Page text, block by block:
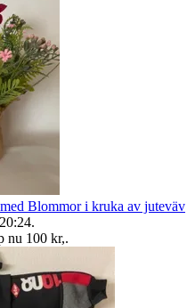
Blommor i kruka av juteväv
.
nu 100 kr,.